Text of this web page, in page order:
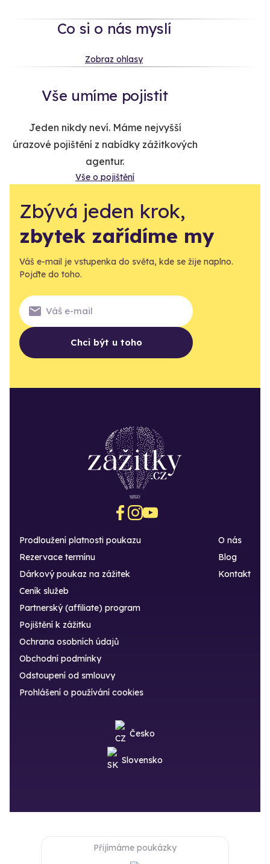
Co si o nás myslí
Zobraz ohlasy
Vše umíme pojistit
Jeden nikdy neví. Máme nejvyšší
úrazové pojištění z nabídky zážitkových
agentur.
Vše o pojištění
Zbývá jeden krok,
zbytek zařídíme my
Váš e-mail je vstupenka do světa, kde se žije naplno.
Pojďte do toho.
Chci být u toho
Prodloužení platnosti poukazu
Rezervace termínu
Dárkový poukaz na zážitek
O nás
Blog
Kontakt
Ceník služeb
Partnerský (affiliate) program
Pojištění k zážitku
Ochrana osobních údajů
Obchodní podmínky
Odstoupení od smlouvy
Prohlášení o používání cookies
Česko
Slovensko
Přijímáme poukázky